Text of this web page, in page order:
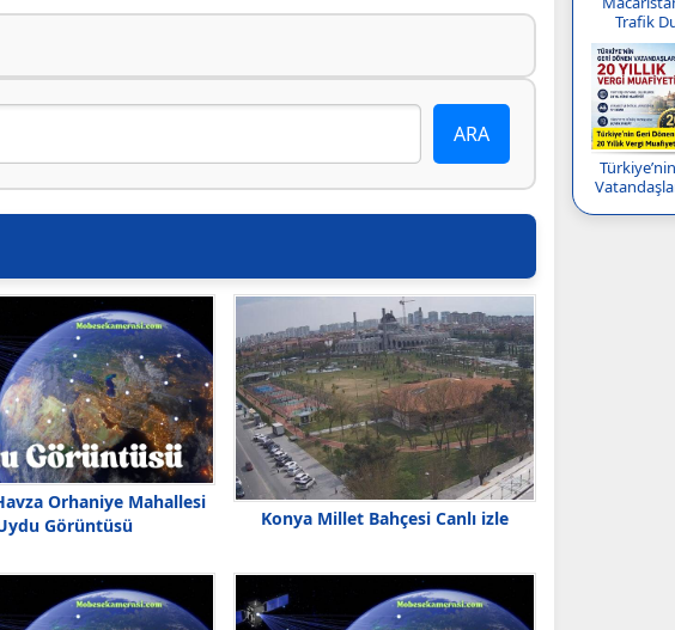
Orhaniye Mahallesi
Görüntüsü
Konya Millet Bahçesi Canlı izle
Trafik